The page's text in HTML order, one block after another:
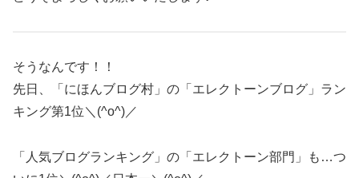
そうなんです！！
先日、「にほんブログ村」の「エレクトーンブログ」ラン
キング第1位＼(^o^)／
「人気ブログランキング」の「エレクトーン部門」も…つ